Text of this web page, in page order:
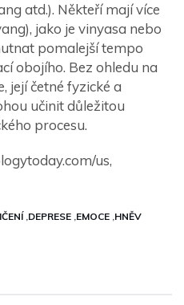
atd.). Někteří mají více
jako je vinyasa nebo
pomalejší tempo
obojího. Bez ohledu na
její četné fyzické a
učinit důležitou
procesu.
us,
DEPRESE EMOCE HNĚV